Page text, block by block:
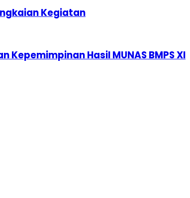
Kegiatan
Hasil MUNAS BMPS XI